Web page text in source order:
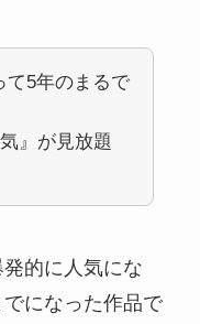
て5年のまるで
』が見放題
的に人気にな
になった作品で